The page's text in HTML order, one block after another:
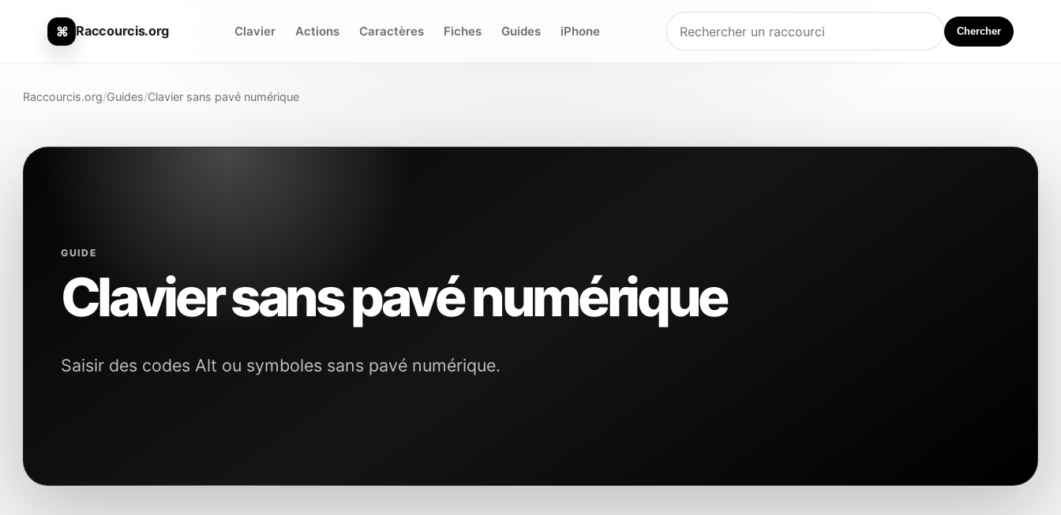
⌘ Raccourcis.org Clavier Actions Caractères Fiches Guides iPhone Chercher
Raccourcis.org/Guides/Clavier sans pavé numérique
GUIDE
Clavier sans pavé numérique
Saisir des codes Alt ou symboles sans pavé numérique.